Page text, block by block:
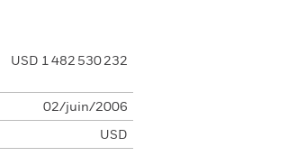
USD 1 482 530 232
02/juin/2006
USD